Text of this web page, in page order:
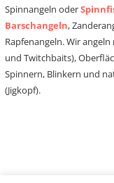
Spinnangeln oder
Barschangeln,
Rapfenangeln. Wir
und Twitchbaits),
Spinnern, Blinkern und
(Jigkopf).